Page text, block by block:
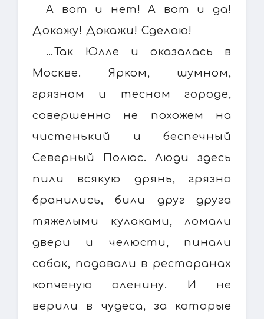
А вот и нет! А вот и да!
Докажу! Докажи! Сделаю!
…Так Юлле и оказалась в
Москве. Ярком, шумном,
грязном и тесном городе,
совершенно не похожем на
чистенький и беспечный
Северный Полюс. Люди здесь
пили всякую дрянь, грязно
бранились, били друг друга
тяжелыми кулаками, ломали
двери и челюсти, пинали
собак, подавали в ресторанах
копченую оленину. И не
верили в чудеса, за которые